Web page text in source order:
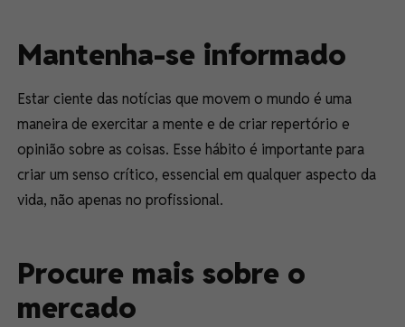
Mantenha-se informado
Estar ciente das notícias que movem o mundo é uma
maneira de exercitar a mente e de criar repertório e
opinião sobre as coisas. Esse hábito é importante para
criar um senso crítico, essencial em qualquer aspecto da
vida, não apenas no profissional.
Procure mais sobre o
mercado